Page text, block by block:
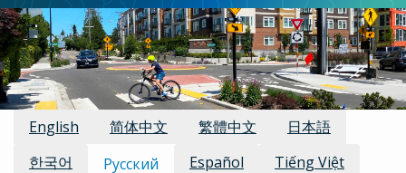
Доступные переводы
English 简体中文 繁體中文
日本語
한국어
Русский Español Tiếng Việt